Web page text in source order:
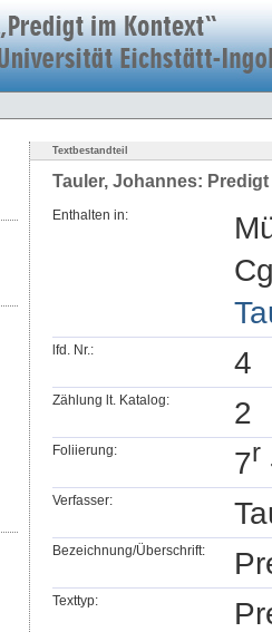
Textbestandteil
Tauler, Johannes: Predigt
Enthalten in:
lfd. Nr.: 4
Zählung lt. Katalog: 2
Foliierung: 7r
Verfasser:
Bezeichnung/Überschrift:
Texttyp: